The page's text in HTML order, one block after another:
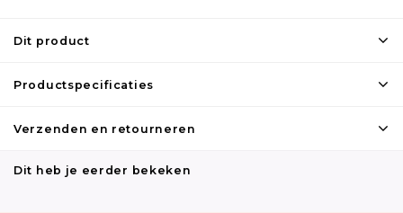
Dit product
Productspecificaties
Verzenden en retourneren
Dit heb je eerder bekeken